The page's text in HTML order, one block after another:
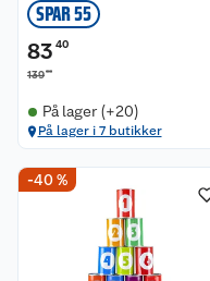
SPAR 55
83 40
13900
På lager (+20)
På lager i 7 butikker
-40 %